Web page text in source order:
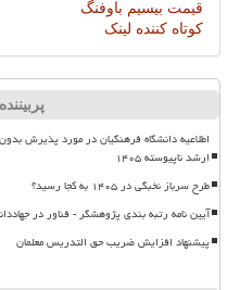
قیمت بیسیم باوفنگ
کوتاه کننده لینک
اطلاعیه دانشگاه فرهنگیان در مورد پذیرش
ارشد ناپیوسته ۱۴۰۵
طرح سرباز نخبگی در ۱۴۰۵ به کجا رسید؟
آیین نامه رتبه بندی پژوهشگر - فناور در
پیشنهاد افزایش ضریب حق التدریس معلمان